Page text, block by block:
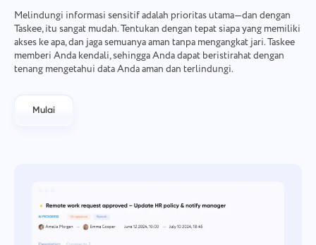
Melindungi informasi sensitif adalah prioritas utama—dan dengan
Taskee, itu sangat mudah. Tentukan dengan tepat siapa yang memiliki
akses ke apa, dan jaga semuanya aman tanpa mengangkat jari. Taskee
memberi Anda kendali, sehingga Anda dapat beristirahat dengan
tenang mengetahui data Anda aman dan terlindungi.
Mulai